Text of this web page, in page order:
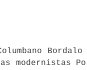
modernistas